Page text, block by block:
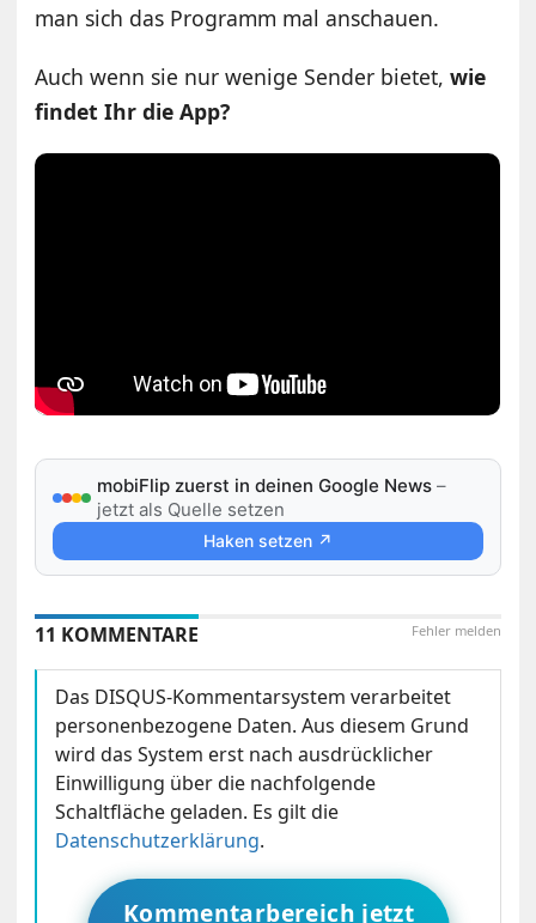
man sich das Programm mal anschauen.
Auch wenn sie nur wenige Sender bietet,wie
findet Ihr die App?
mobiFlip zuerst in deinen Google News –
jetzt als Quelle setzen
Haken setzen ↗
Fehler melden
11 KOMMENTARE
Das DISQUS-Kommentarsystem verarbeitet
personenbezogene Daten. Aus diesem Grund
wird das System erst nach ausdrücklicher
Einwilligung über die nachfolgende
Schaltfläche geladen. Es gilt die
Datenschutzerklärung.
Kommentarbereich jetzt